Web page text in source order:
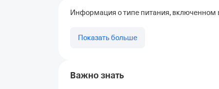
Информация о типе питания, включенном
Показать больше
Важно знать